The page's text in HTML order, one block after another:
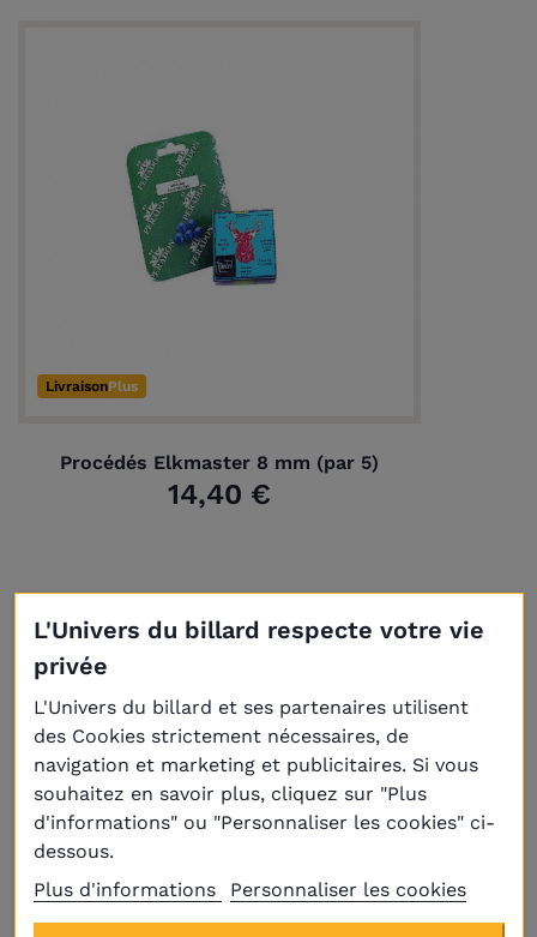
LivraisonPlus
Procédés Elkmaster 8 mm (par 5)
14,40 €
Produits de la même
catégorie
L'Univers du billard respecte votre vie
privée
L'Univers du billard et ses partenaires utilisent
des Cookies strictement nécessaires, de
navigation et marketing et publicitaires. Si vous
souhaitez en savoir plus, cliquez sur "Plus
d'informations" ou "Personnaliser les cookies" ci-
dessous.
Plus d'informations
Personnaliser les cookies